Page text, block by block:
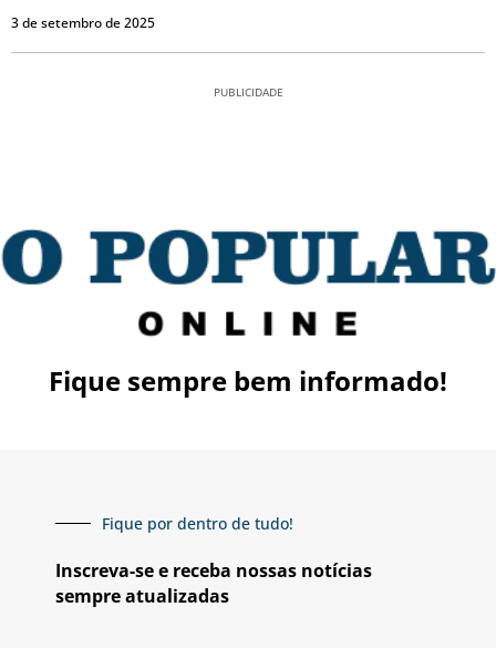
3 de setembro de 2025
PUBLICIDADE
Fique sempre bem informado!
Fique por dentro de tudo!
Inscreva-se e receba nossas notícias
sempre atualizadas